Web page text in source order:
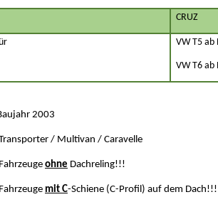
CRUZ
VW T5 ab
VW T6 ab
2003
/ Multivan / Caravelle
ohne Dachreling!!!
mit C-Schiene (C-Profil) auf dem Dach!!!